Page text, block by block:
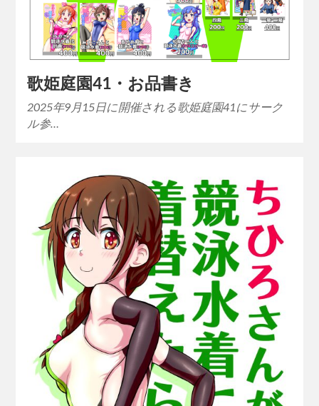
歌姫庭園41・お品書き
2025年9月15日に開催される歌姫庭園41にサーク
ル参…